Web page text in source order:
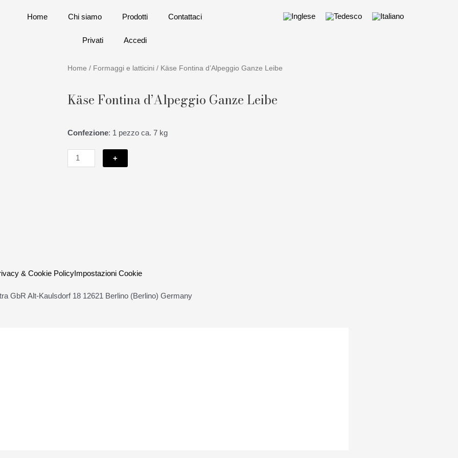
Home Chi siamo Prodotti Contattaci
Privati Accedi
Home / Formaggi e latticini / Käse Fontina d’Alpeggio Ganze Leibe
Käse Fontina d’Alpeggio Ganze Leibe
Confezione: 1 pezzo ca. 7 kg
Käse
Fontina
+
& Cookie PolicyImpostazioni Cookie
GbR Alt-Kaulsdorf 18 12621 Berlino (Berlino) Germany